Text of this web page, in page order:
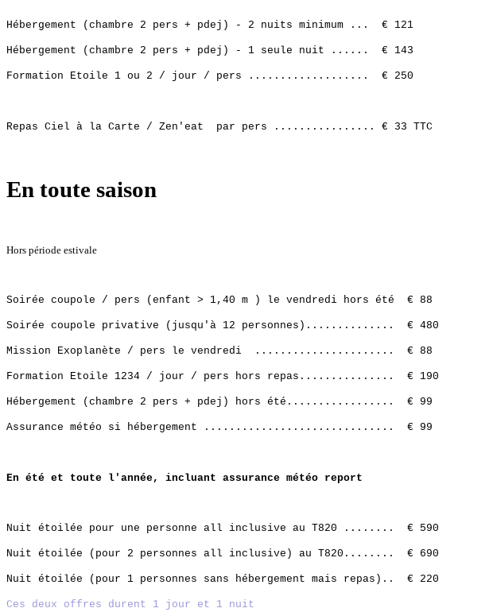
Hébergement (chambre 2 pers + pdej) - 2 nuits minimum ... € 121
Hébergement (chambre 2 pers + pdej) - 1 seule nuit ...... € 143
Formation Etoile 1 ou 2 / jour / pers ................... € 250
Repas Ciel à la Carte / Zen'eat par pers ................ € 33 TTC
En toute saison
Hors période estivale
Soirée coupole / pers (enfant > 1,40 m ) le vendredi hors été € 88
Soirée coupole privative (jusqu'à 12 personnes).............. € 480
Mission Exoplanète / pers le vendredi ...................... € 88
Formation Etoile 1234 / jour / pers hors repas.............. . € 190
Hébergement (chambre 2 pers + pdej) hors été................. € 99
Assurance météo si hébergement .............................. € 99
En été et toute l'année, incluant assurance météo report
Nuit étoilée pour une personne all inclusive au T820 ........ € 590
Nuit étoilée (pour 2 personnes all inclusive) au T820........ € 690
Nuit étoilée (pour 1 personnes sans hébergement mais repas).. € 220
Ces deux offres durent 1 jour et 1 nuit